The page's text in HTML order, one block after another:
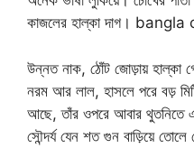
কাজলের হাল্কা দাগ।
উন্নত নাক, ঠোঁট জোড়ায় হাল্কা
নরম আর লাল, হাসলে পরে বড়
আছে, তাঁর ওপরে আবার থুতনিতে
সৌন্দর্য যেন শত গুন বাড়িয়ে